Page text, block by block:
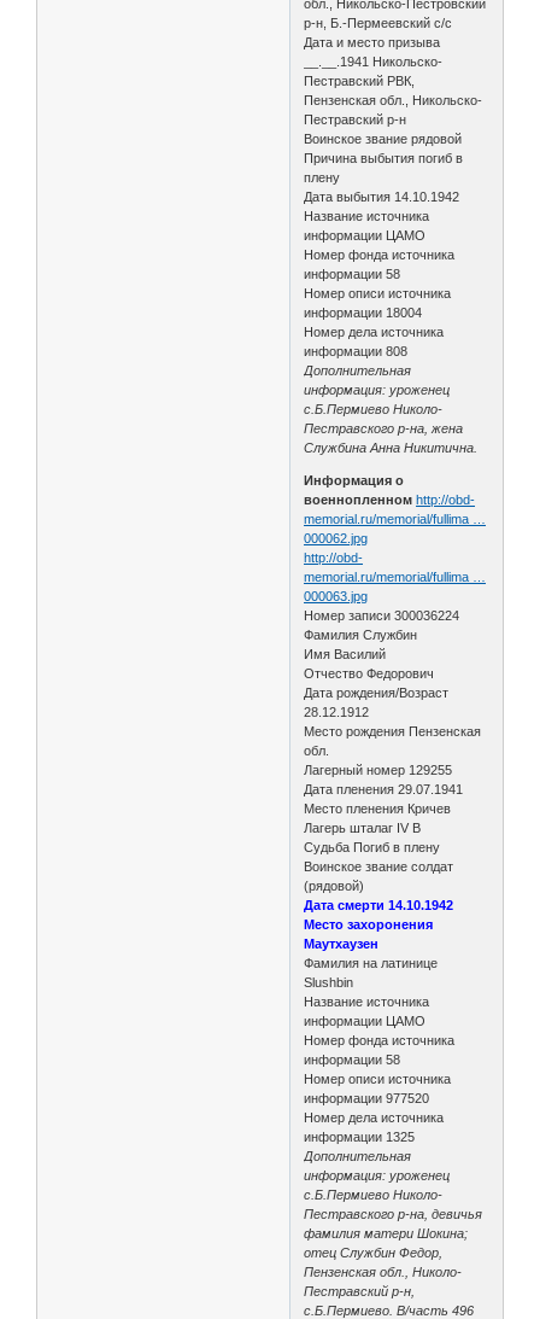
обл., Никольско-Пестровский
р-н, Б.-Пермеевский с/с
Дата и место призыва
__.__.1941 Никольско-
Пестравский РВК,
Пензенская обл., Никольско-
Пестравский р-н
Воинское звание рядовой
Причина выбытия погиб в
плену
Дата выбытия 14.10.1942
Название источника
информации ЦАМО
Номер фонда источника
информации 58
Номер описи источника
информации 18004
Номер дела источника
информации 808
Дополнительная
информация: уроженец
с.Б.Пермиево Николо-
Пестравского р-на, жена
Службина Анна Никитична.
Информация о
военнопленном http://obd-
memorial.ru/memorial/fullima …
000062.jpg
http://obd-
memorial.ru/memorial/fullima …
000063.jpg
Номер записи 300036224
Фамилия Службин
Имя Василий
Отчество Федорович
Дата рождения/Возраст
28.12.1912
Место рождения Пензенская
обл.
Лагерный номер 129255
Дата пленения 29.07.1941
Место пленения Кричев
Лагерь шталаг IV B
Судьба Погиб в плену
Воинское звание солдат
(рядовой)
Дата смерти 14.10.1942
Место захоронения
Маутхаузен
Фамилия на латинице
Slushbin
Название источника
информации ЦАМО
Номер фонда источника
информации 58
Номер описи источника
информации 977520
Номер дела источника
информации 1325
Дополнительная
информация: уроженец
с.Б.Пермиево Николо-
Пестравского р-на, девичья
фамилия матери Шокина;
отец Службин Федор,
Пензенская обл., Николо-
Пестравский р-н,
с.Б.Пермиево. В/часть 496